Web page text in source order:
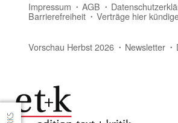
Impressum AGB
Barrierefreiheit Verträge hier
Vorschau Herbst 2026 Newsletter